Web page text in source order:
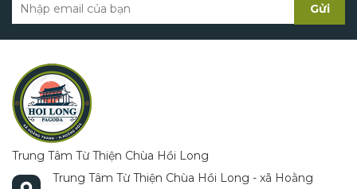
Gửi
Trung Tâm Từ Thiện Chùa Hồi Long
Trung Tâm Từ Thiện Chùa Hồi Long - xã Hoằng